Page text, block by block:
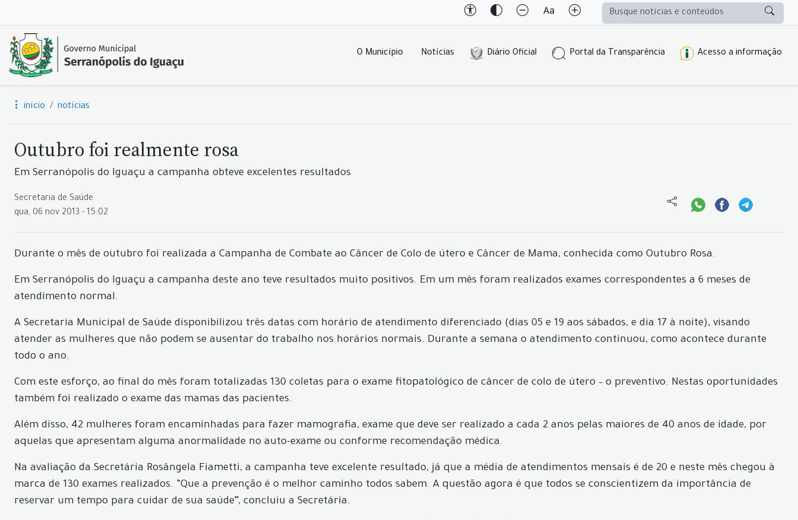
O Município Notícias Diário Oficial Portal da Transparência Acesso a informação
início notícias
Outubro foi realmente rosa
Em Serranópolis do Iguaçu a campanha obteve excelentes resultados
Secretaria de Saúde
qua, 06 nov 2013 - 15:02
Durante o mês de outubro foi realizada a Campanha de Combate ao Câncer de Colo de útero e Câncer de Mama, conhecida como Outubro Rosa.
Em Serranópolis do Iguaçu a campanha deste ano teve resultados muito positivos. Em um mês foram realizados exames correspondentes a 6 meses de
atendimento normal.
A Secretaria Municipal de Saúde disponibilizou três datas com horário de atendimento diferenciado (dias 05 e 19 aos sábados, e dia 17 à noite), visando
atender as mulheres que não podem se ausentar do trabalho nos horários normais. Durante a semana o atendimento continuou, como acontece durante
todo o ano.
Com este esforço, ao final do mês foram totalizadas 130 coletas para o exame fitopatológico de câncer de colo de útero – o preventivo. Nestas oportunidades
também foi realizado o exame das mamas das pacientes.
Além disso, 42 mulheres foram encaminhadas para fazer mamografia, exame que deve ser realizado a cada 2 anos pelas maiores de 40 anos de idade, por
aquelas que apresentam alguma anormalidade no auto-exame ou conforme recomendação médica.
Na avaliação da Secretária Rosângela Fiametti, a campanha teve excelente resultado, já que a média de atendimentos mensais é de 20 e neste mês chegou à
marca de 130 exames realizados. “Que a prevenção é o melhor caminho todos sabem. A questão agora é que todos se conscientizem da importância de
reservar um tempo para cuidar de sua saúde”, concluiu a Secretária.